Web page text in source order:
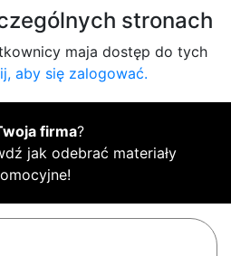
stronach
maja dostęp do tych
aby się zalogować.
firma?
jak odebrać materiały